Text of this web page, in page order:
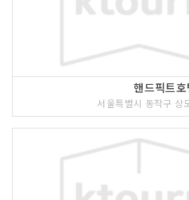
핸드픽트
서울특별시 동작구 상